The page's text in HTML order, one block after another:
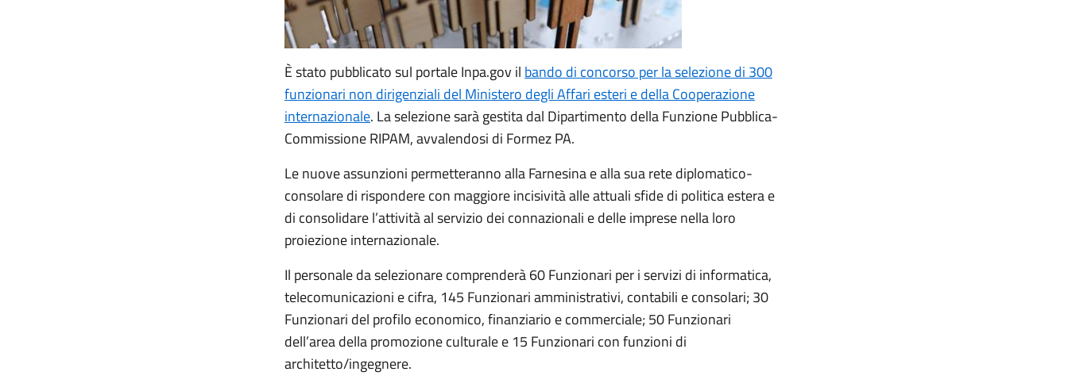
È stato pubblicato sul portale Inpa.gov il bando di concorso per la selezione di 300
funzionari non dirigenziali del Ministero degli Affari esteri e della Cooperazione
internazionale. La selezione sarà gestita dal Dipartimento della Funzione Pubblica-
Commissione RIPAM, avvalendosi di Formez PA.
Le nuove assunzioni permetteranno alla Farnesina e alla sua rete diplomatico-
consolare di rispondere con maggiore incisività alle attuali sfide di politica estera e
di consolidare l’attività al servizio dei connazionali e delle imprese nella loro
proiezione internazionale.
Il personale da selezionare comprenderà 60 Funzionari per i servizi di informatica,
telecomunicazioni e cifra, 145 Funzionari amministrativi, contabili e consolari; 30
Funzionari del profilo economico, finanziario e commerciale; 50 Funzionari
dell’area della promozione culturale e 15 Funzionari con funzioni di
architetto/ingegnere.